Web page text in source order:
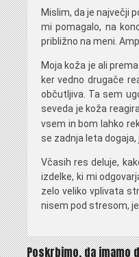
Mislim, da je največji
mi pomagalo, na
približno na meni.
Moja koža je ali
ker vedno drugače
občutljiva. Ta sem
seveda je koža
vsem in bom lahko
se zadnja leta dogaja,
Včasih res deluje,
izdelke, ki mi
zelo veliko vplivata
nisem pod stresom,
Poskrbimo, da imamo